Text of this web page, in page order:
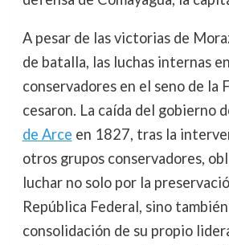
A pesar de las victorias de
de batalla, las luchas internas
conservadores en el seno de la
cesaron. La caída del gobierno
de Arce en 1827, tras la
otros grupos conservadores,
luchar no solo por la
República Federal, sino
consolidación de su propio